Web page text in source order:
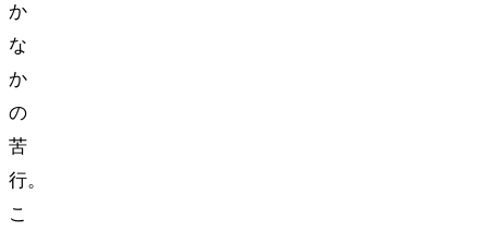
か
な
か
の
苦
行。
こ